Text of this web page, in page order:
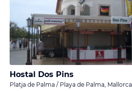
Hostal Dos Pins
Platja de Palma / Playa de Palma, Mallorca